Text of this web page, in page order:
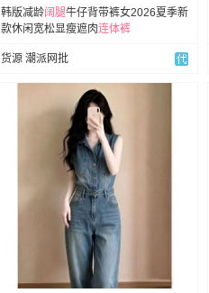
韩版减龄阔腿牛仔背带裤女2026夏季新
款休闲宽松显瘦遮肉连体裤
货源 潮派网批